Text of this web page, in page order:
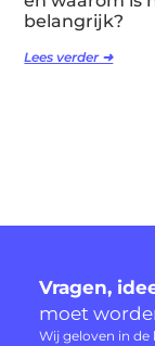
belangrijk?
Lees verder ➜
Vragen,
moet
Wij geloven in de